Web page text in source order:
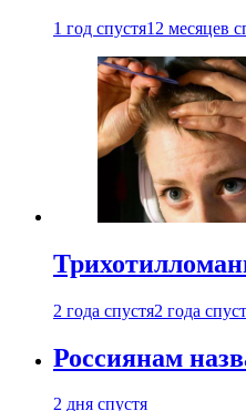
1 год спустя12 месяцев
2 года спустя2 года
Россиянам
2 дня спустя